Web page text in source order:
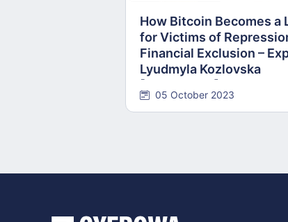
How Bitcoin Becomes a
for Victims of
Financial Exclusion –
Lyudmyla Kozlovska
05 October 2023